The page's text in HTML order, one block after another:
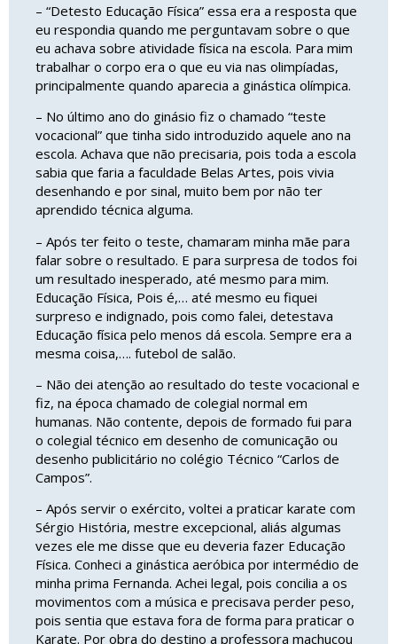
– “Detesto Educação Física” essa era a resposta que
eu respondia quando me perguntavam sobre o que
eu achava sobre atividade física na escola. Para mim
trabalhar o corpo era o que eu via nas olimpíadas,
principalmente quando aparecia a ginástica olímpica.
– No último ano do ginásio fiz o chamado “teste
vocacional” que tinha sido introduzido aquele ano na
escola. Achava que não precisaria, pois toda a escola
sabia que faria a faculdade Belas Artes, pois vivia
desenhando e por sinal, muito bem por não ter
aprendido técnica alguma.
– Após ter feito o teste, chamaram minha mãe para
falar sobre o resultado. E para surpresa de todos foi
um resultado inesperado, até mesmo para mim.
Educação Física, Pois é,… até mesmo eu fiquei
surpreso e indignado, pois como falei, detestava
Educação física pelo menos dá escola. Sempre era a
mesma coisa,…. futebol de salão.
– Não dei atenção ao resultado do teste vocacional e
fiz, na época chamado de colegial normal em
humanas. Não contente, depois de formado fui para
o colegial técnico em desenho de comunicação ou
desenho publicitário no colégio Técnico “Carlos de
Campos”.
– Após servir o exército, voltei a praticar karate com
Sérgio História, mestre excepcional, aliás algumas
vezes ele me disse que eu deveria fazer Educação
Física. Conheci a ginástica aeróbica por intermédio de
minha prima Fernanda. Achei legal, pois concilia a os
movimentos com a música e precisava perder peso,
pois sentia que estava fora de forma para praticar o
Karate. Por obra do destino a professora machucou